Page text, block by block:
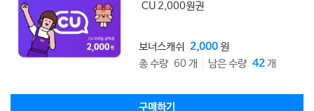
CU 2,000원권
보너스캐쉬 2,000원
총 수량 60 개
남은 수량 42개
구매하기